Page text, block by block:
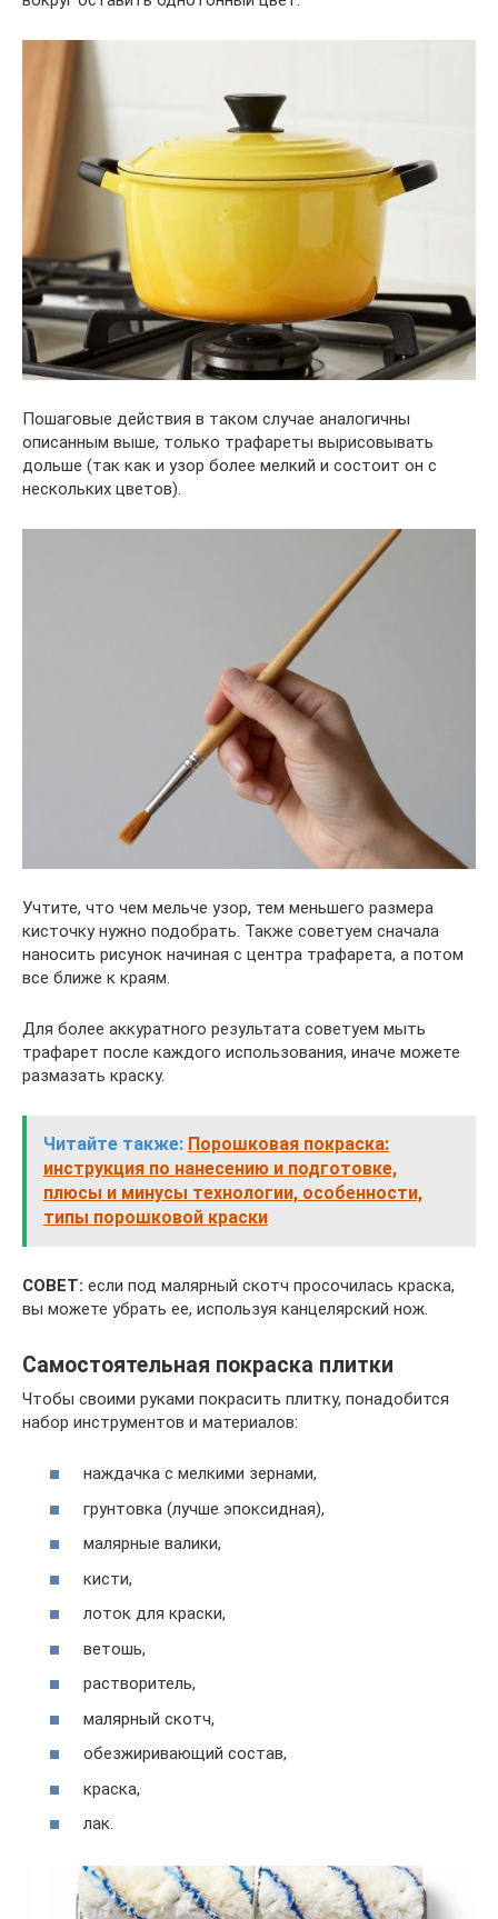
Пошаговые действия в таком случае аналогичны
описанным выше, только трафареты вырисовывать
дольше (так как и узор более мелкий и состоит он с
нескольких цветов).
Учтите, что чем мельче узор, тем меньшего размера
кисточку нужно подобрать. Также советуем сначала
наносить рисунок начиная с центра трафарета, а потом
все ближе к краям.
Для более аккуратного результата советуем мыть
трафарет после каждого использования, иначе можете
размазать краску.
Читайте также: Порошковая покраска:
инструкция по нанесению и подготовке,
плюсы и минусы технологии, особенности,
типы порошковой краски
СОВЕТ: если под малярный скотч просочилась краска,
вы можете убрать ее, используя канцелярский нож.
Самостоятельная покраска плитки
Чтобы своими руками покрасить плитку, понадобится
набор инструментов и материалов:
наждачка с мелкими зернами,
грунтовка (лучше эпоксидная),
малярные валики,
кисти,
лоток для краски,
ветошь,
растворитель,
малярный скотч,
обезжиривающий состав,
краска,
лак.